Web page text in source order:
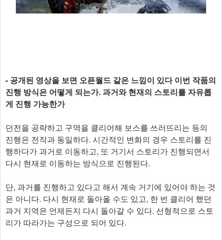
- 공개된 영상을 보면 오픈월드 같은 느낌이 있다 이번 작품의
진행 방식은 어떻게 되는가. 과거와 현재의 스토리를 자유롭
게 진행 가능한가
던전을 공략하고 구역을 클리어해 보스를 쓰러뜨리는 등의
진행은 전작과 동일하다. 시간적인 변화의 경우 스토리를 진
행하다가 과거로 이동하고, 또 거기서 스토리가 진행되면서
다시 현재로 이동하는 방식으로 진행된다.
단, 과거를 진행하고 있다고 해서 계속 거기에 있어야 하는 것
은 아니다. 다시 현재로 돌아올 수도 있고, 한 번 클리어 했던
과거 지역은 언제든지 다시 돌아갈 수 있다. 선형적으로 스토
리가 따라가는 구성으로 되어 있다.